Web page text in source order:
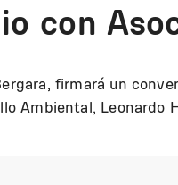
con
firmará un
Ambiental, Leonardo